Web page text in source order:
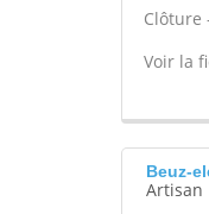
Clôture
Voir la
Beuz-
Artisan